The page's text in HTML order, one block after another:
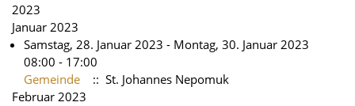
2023
Januar 2023
Samstag, 28. Januar 2023 - Montag, 30. Januar 2023
08:00 - 17:00
Gemeinde
:: St. Johannes Nepomuk
Februar 2023